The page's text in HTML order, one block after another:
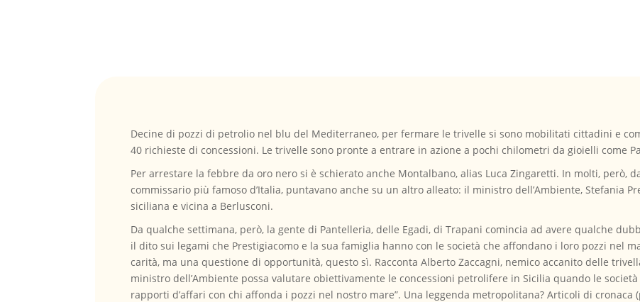
Decine di pozzi di petrolio nel blu del Mediterraneo, per fermare le trivelle si sono mobilitati cittadini e
40 richieste di concessioni. Le trivelle sono pronte a entrare in azione a pochi chilometri da gioielli come
Per arrestare la febbre da oro nero si è schierato anche Montalbano, alias Luca Zingaretti. In molti, però,
commissario più famoso d’Italia, puntavano anche su un altro alleato: il ministro dell’Ambiente, Stefania
siciliana e vicina a Berlusconi.
Da qualche settimana, però, la gente di Pantelleria, delle Egadi, di Trapani comincia ad avere qualche
il dito sui legami che Prestigiacomo e la sua famiglia hanno con le società che affondano i loro pozzi nel
carità, ma una questione di opportunità, questo sì. Racconta Alberto Zaccagni, nemico accanito delle
ministro dell’Ambiente possa valutare obiettivamente le concessioni petrolifere in Sicilia quando le
rapporti d’affari con chi affonda i pozzi nel nostro mare”. Una leggenda metropolitana? Articoli di cronaca